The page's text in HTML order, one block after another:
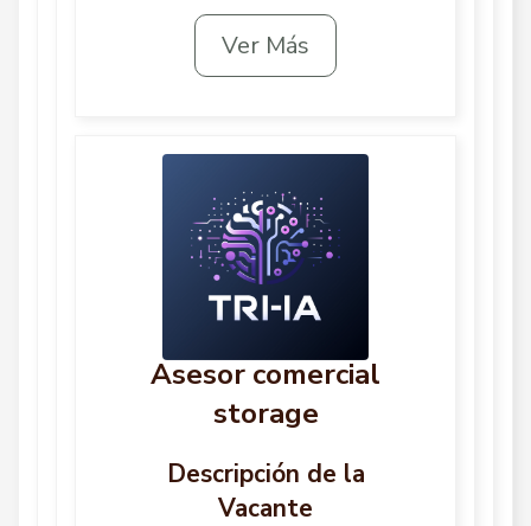
Ver Más
Asesor comercial
storage
Descripción de la
Vacante